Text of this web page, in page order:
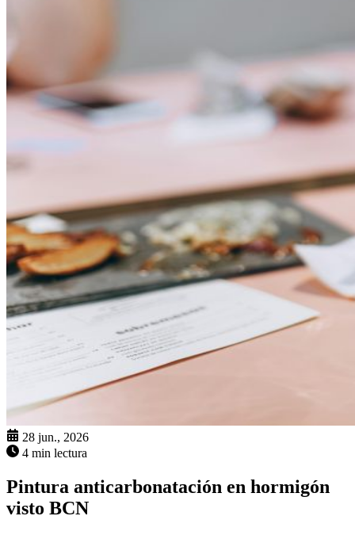
28 jun., 2026
4 min lectura
Pintura anticarbonatación en hormigón
visto BCN